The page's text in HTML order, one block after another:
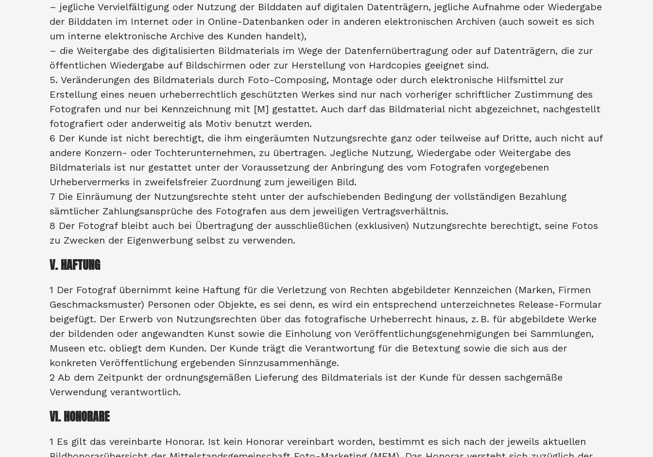
– jegliche Vervielfältigung oder Nutzung der Bilddaten auf digitalen Datenträgern, jegliche Aufnahme oder Wiedergabe
der Bilddaten im Internet oder in Online-Datenbanken oder in anderen elektronischen Archiven (auch soweit es sich
um interne elektronische Archive des Kunden handelt),
– die Weitergabe des digitalisierten Bildmaterials im Wege der Datenfernübertragung oder auf Datenträgern, die zur
öffentlichen Wiedergabe auf Bildschirmen oder zur Herstellung von Hardcopies geeignet sind.
5. Veränderungen des Bildmaterials durch Foto-Composing, Montage oder durch elektronische Hilfsmittel zur
Erstellung eines neuen urheberrechtlich geschützten Werkes sind nur nach vorheriger schriftlicher Zustimmung des
Fotografen und nur bei Kennzeichnung mit [M] gestattet. Auch darf das Bildmaterial nicht abgezeichnet, nachgestellt
fotografiert oder anderweitig als Motiv benutzt werden.
6 Der Kunde ist nicht berechtigt, die ihm eingeräumten Nutzungsrechte ganz oder teilweise auf Dritte, auch nicht auf
andere Konzern- oder Tochterunternehmen, zu übertragen. Jegliche Nutzung, Wiedergabe oder Weitergabe des
Bildmaterials ist nur gestattet unter der Voraussetzung der Anbringung des vom Fotografen vorgegebenen
Urhebervermerks in zweifelsfreier Zuordnung zum jeweiligen Bild.
7 Die Einräumung der Nutzungsrechte steht unter der aufschiebenden Bedingung der vollständigen Bezahlung
sämtlicher Zahlungsansprüche des Fotografen aus dem jeweiligen Vertragsverhältnis.
8 Der Fotograf bleibt auch bei Übertragung der ausschließlichen (exklusiven) Nutzungsrechte berechtigt, seine Fotos
zu Zwecken der Eigenwerbung selbst zu verwenden.
V. HAFTUNG
1 Der Fotograf übernimmt keine Haftung für die Verletzung von Rechten abgebildeter Kennzeichen (Marken, Firmen
Geschmacksmuster) Personen oder Objekte, es sei denn, es wird ein entsprechend unterzeichnetes Release-Formular
beigefügt. Der Erwerb von Nutzungsrechten über das fotografische Urheberrecht hinaus, z. B. für abgebildete Werke
der bildenden oder angewandten Kunst sowie die Einholung von Veröffentlichungsgenehmigungen bei Sammlungen,
Museen etc. obliegt dem Kunden. Der Kunde trägt die Verantwortung für die Betextung sowie die sich aus der
konkreten Veröffentlichung ergebenden Sinnzusammenhänge.
2 Ab dem Zeitpunkt der ordnungsgemäßen Lieferung des Bildmaterials ist der Kunde für dessen sachgemäße
Verwendung verantwortlich.
VI. HONORARE
1 Es gilt das vereinbarte Honorar. Ist kein Honorar vereinbart worden, bestimmt es sich nach der jeweils aktuellen